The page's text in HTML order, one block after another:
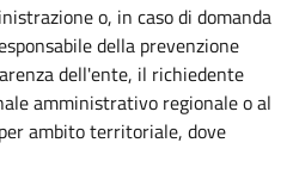
o, in caso di domanda
della prevenzione
dell'ente, il richiedente
amministrativo regionale o al
ambito territoriale, dove